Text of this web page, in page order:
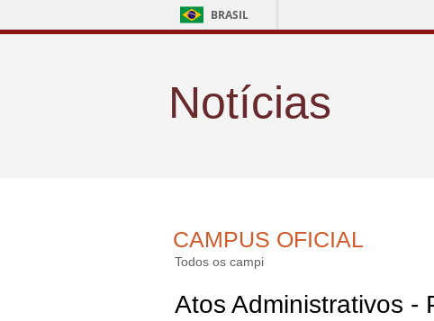
BRASIL
Notícias
CAMPUS OFICIAL
Todos os campi
Atos Administrativos -